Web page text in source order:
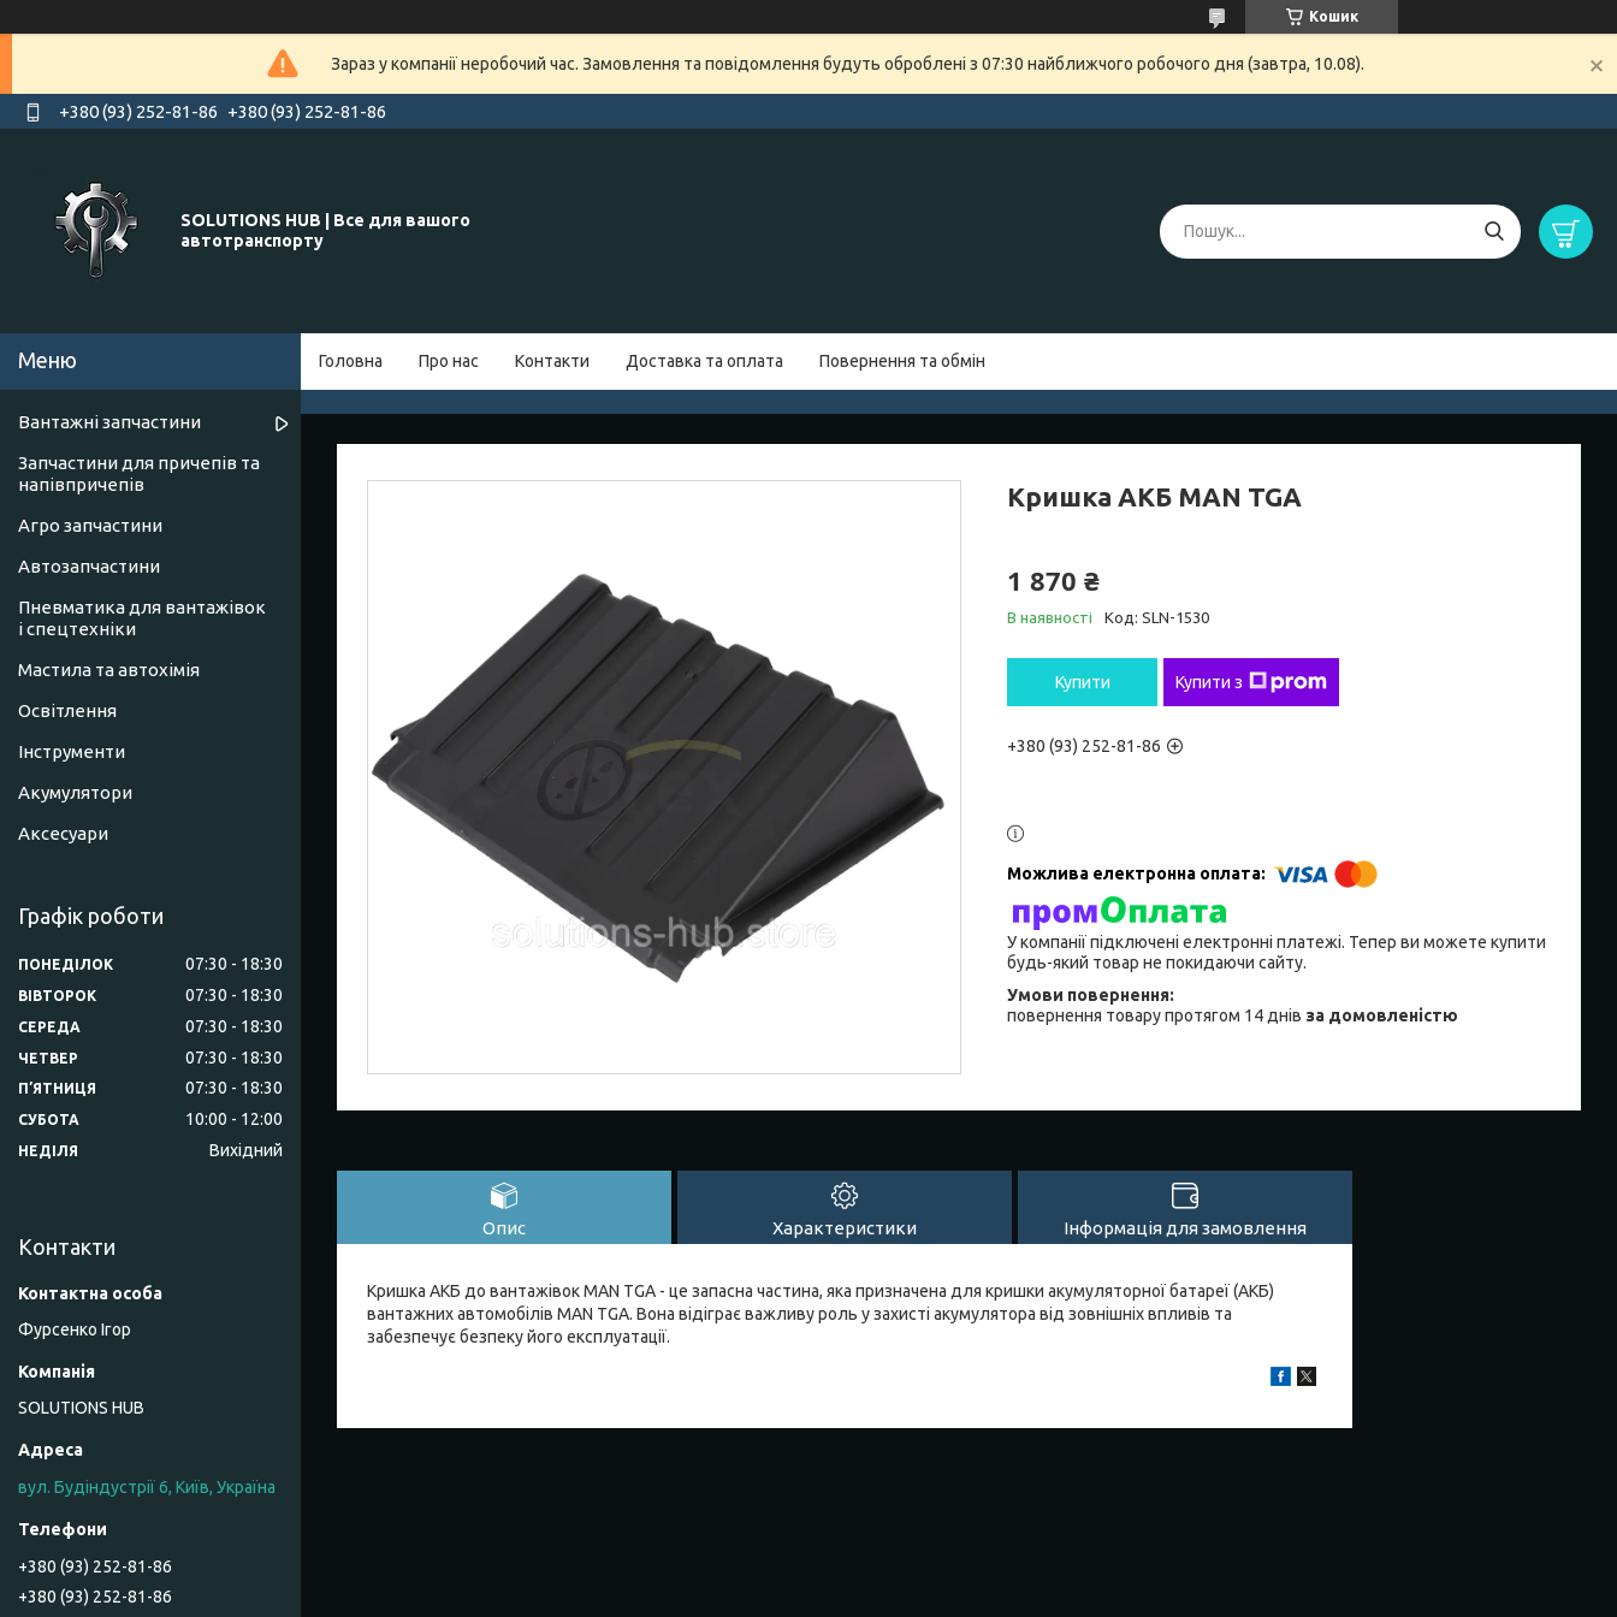
Кошик
Зараз у компанії неробочий час. Замовлення та повідомлення будуть оброблені з 07:30 найближчого робочого дня (завтра, 10.08).
+380 (93) 252-81-86 +380 (93) 252-81-86
SOLUTIONS HUB | Все для вашого
автотранспорту
Головна Про нас Контакти Доставка та оплата Повернення та обмін
Кришка АКБ MAN TGA
1 870 ₴
В наявності Код: SLN-1530
Купити Купити з
+380 (93) 252-81-86
У компанії підключені електронні платежі. Тепер ви можете купити
будь-який товар не покидаючи сайту.
повернення товару протягом 14 днів за домовленістю
Опис Характеристики Інформація для замовлення
Кришка АКБ до вантажівок MAN TGA - це запасна частина, яка призначена для кришки акумуляторної батареї (АКБ)
вантажних автомобілів MAN TGA. Вона відіграє важливу роль у захисті акумулятора від зовнішніх впливів та
забезпечує безпеку його експлуатації.
Вантажні запчастини
Запчастини для причепів та
напівпричепів
Агро запчастини
Автозапчастини
Пневматика для вантажівок
і спецтехніки
Мастила та автохімія
Освітлення
Інструменти
Акумулятори
Аксесуари
Графік роботи
ПОНЕДІЛОК 07:30 18:30
ВІВТОРОК 07:30 18:30
СЕРЕДА 07:30 18:30
ЧЕТВЕР 07:30 18:30
ПʼЯТНИЦЯ 07:30 18:30
СУБОТА 10:00 12:00
НЕДІЛЯ Вихідний
Контакти
Фурсенко Ігор
SOLUTIONS HUB
вул. Будіндустрії 6, Київ, Україна
+380 (93) 252-81-86
+380 (93) 252-81-86